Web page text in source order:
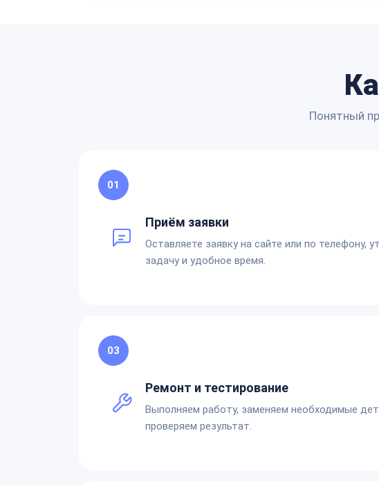
Понятный
01
Приём заявки
Оставляете заявку на сайте или по телефону,
задачу и удобное время.
03
Ремонт и тестирование
Выполняем работу, заменяем необходимые
проверяем результат.